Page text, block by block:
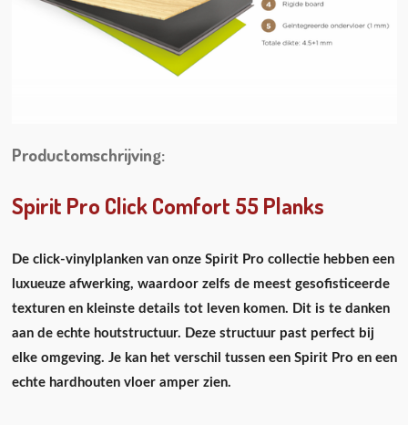
Productomschrijving:
Spirit Pro Click Comfort 55 Planks
De click-vinylplanken van onze Spirit Pro collectie hebben een
luxueuze afwerking, waardoor zelfs de meest gesofisticeerde
texturen en kleinste details tot leven komen. Dit is te danken
aan de echte houtstructuur. Deze structuur past perfect bij
elke omgeving. Je kan het verschil tussen een Spirit Pro en een
echte hardhouten vloer amper zien.